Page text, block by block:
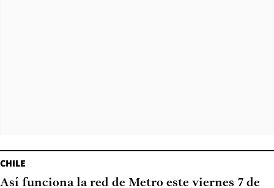
CHILE
Así funciona la red de Metro este viernes 7 de